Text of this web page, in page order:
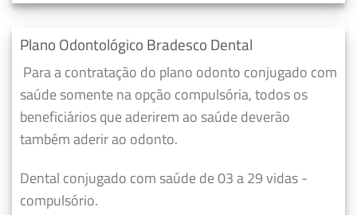
Plano Odontológico Bradesco Dental
Para a contratação do plano odonto conjugado com
saúde somente na opção compulsória, todos os
beneficiários que aderirem ao saúde deverão
também aderir ao odonto.
Dental conjugado com saúde de 03 a 29 vidas -
compulsório.